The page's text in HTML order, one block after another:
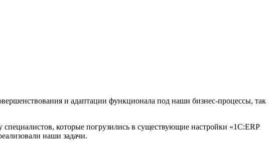
и адаптации функционала под наши бизнес-процессы, так
которые погрузились в существующие настройки «1С:ERP
наши задачи.